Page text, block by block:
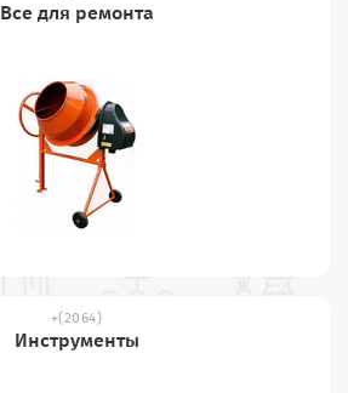
Все для ремонта
(2064)
Инструменты